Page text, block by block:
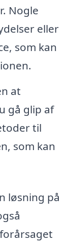
Nogle
eller
som kan
at
gå glip af
til
som kan
løsning på